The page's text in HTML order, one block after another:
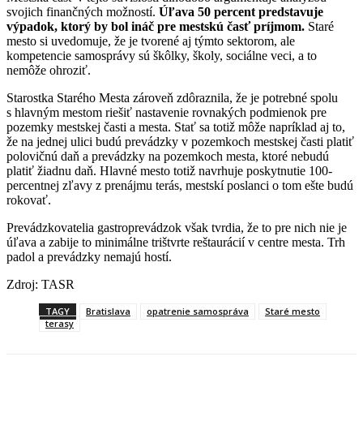
svojich finančných možností. Úľava 50 percent predstavuje
výpadok, ktorý by bol ináč pre mestskú časť príjmom. Staré
mesto si uvedomuje, že je tvorené aj týmto sektorom, ale
kompetencie samosprávy sú škôlky, školy, sociálne veci, a to
nemôže ohroziť.
Starostka Starého Mesta zároveň zdôraznila, že je potrebné spolu
s hlavným mestom riešiť nastavenie rovnakých podmienok pre
pozemky mestskej časti a mesta. Stať sa totiž môže napríklad aj to,
že na jednej ulici budú prevádzky v pozemkoch mestskej časti platiť
polovičnú daň a prevádzky na pozemkoch mesta, ktoré nebudú
platiť žiadnu daň. Hlavné mesto totiž navrhuje poskytnutie 100-
percentnej zľavy z prenájmu terás, mestskí poslanci o tom ešte budú
rokovať.
Prevádzkovatelia gastroprevádzok však tvrdia, že to pre nich nie je
úľava a zabije to minimálne trištvrte reštaurácií v centre mesta. Trh
padol a prevádzky nemajú hostí.
Zdroj: TASR
TAGY Bratislava opatrenie samospráva
Staré mesto
terasy